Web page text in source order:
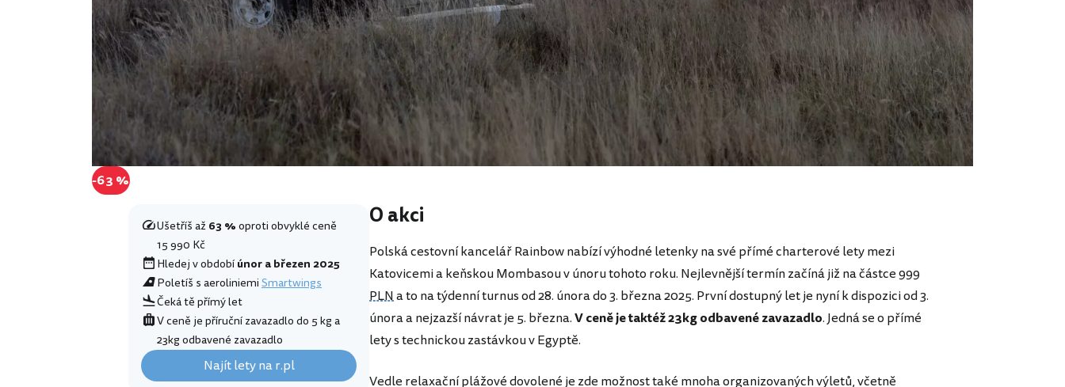
-63 %
Ušetříš až63 %oproti obvyklé ceně
15 990 Kč
Hledej v obdobíúnor a březen 2025
Poletíš s aeroliniemiSmartwings
Čeká tě přímý let
V ceně je příruční zavazadlo do 5 kg a
23kg odbavené zavazadlo
Najít lety na r.pl
O akci
Polská cestovní kancelář Rainbow nabízí výhodné letenky na své přímé charterové lety mezi
Katovicemi a keňskou Mombasou v únoru tohoto roku. Nejlevnější termín začíná již na částce999
PLNa to na týdenní turnus od 28. února do 3. března 2025. První dostupný let je nyní k dispozici od 3.
února a nejzazší návrat je 5. března.V ceně je taktéž 23kg odbavené zavazadlo. Jedná se o přímé
lety s technickou zastávkou v Egyptě.
Vedle relaxační plážové dovolené je zde možnost také mnoha organizovaných výletů, včetně